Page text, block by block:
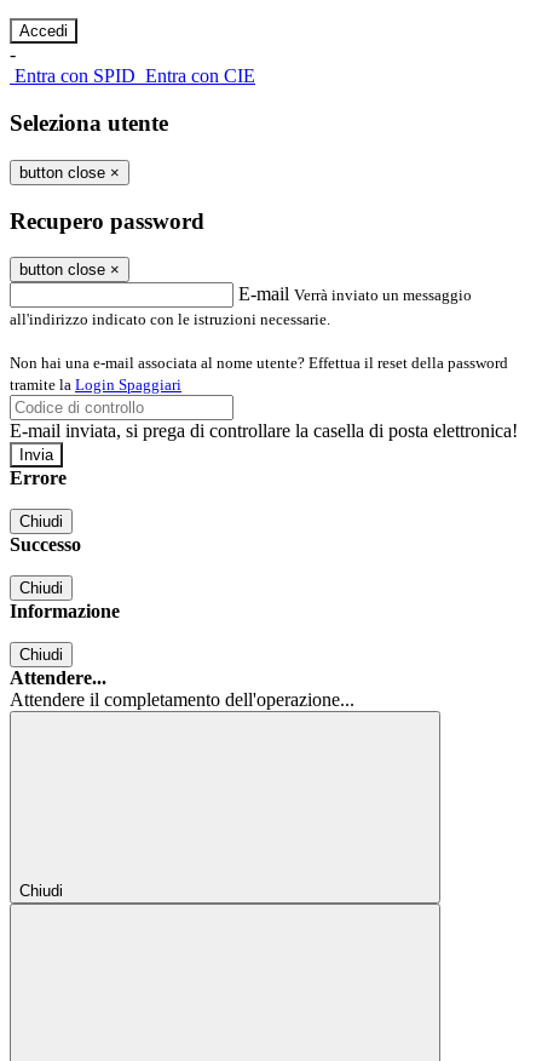
-
Entra con SPID Entra con CIE
Seleziona utente
button close ×
Recupero password
button close ×
E-mail Verrà inviato un messaggio
all'indirizzo indicato con le istruzioni necessarie.
Non hai una e-mail associata al nome utente? Effettua il reset della password
tramite la Login Spaggiari
E-mail inviata, si prega di controllare la casella di posta elettronica!
Errore
Chiudi
Successo
Chiudi
Informazione
Chiudi
Attendere...
Attendere il completamento dell'operazione...
Chiudi